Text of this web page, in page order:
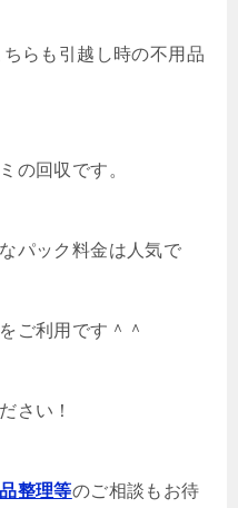
らも引越し時の不用品
の回収です。
パック料金は人気で
ご利用です＾＾
さい！
整理等のご相談もお待